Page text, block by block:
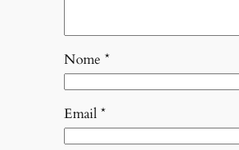
Nome *
Email *